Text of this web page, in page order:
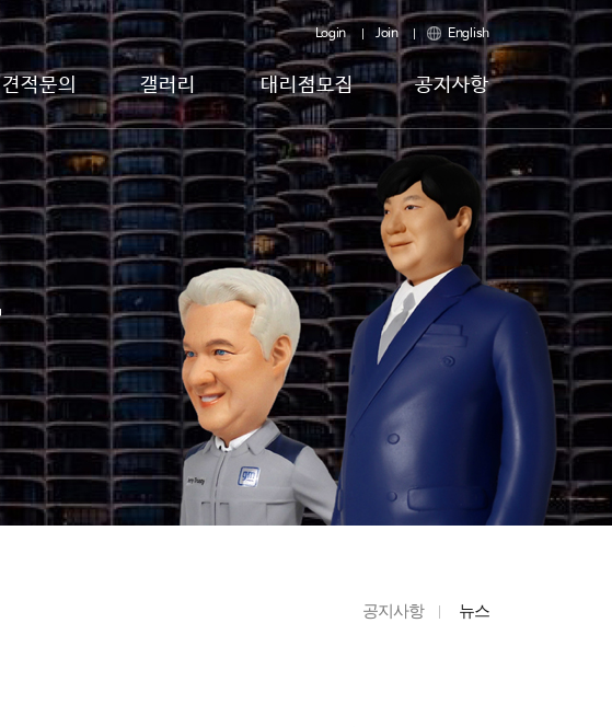
Login Join English
적문의 갤러리 대리점모집 공지사항
공지사항 뉴스